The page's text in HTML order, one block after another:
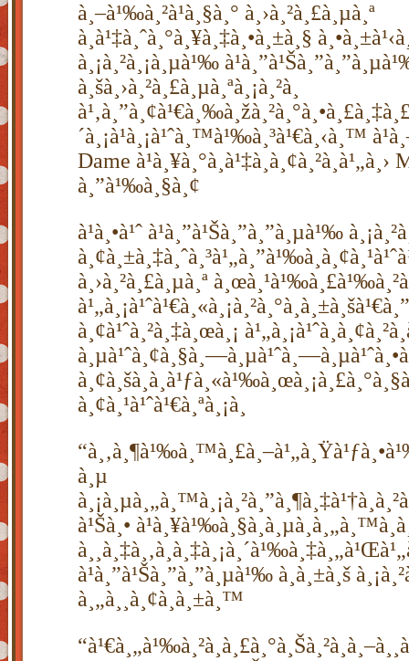
à¸–à¹‰à¸²à¹à¸§à¸° à¸›à¸²à¸£à¸µà¸ª
à¸à¹‡à¸ˆà¸°à¸¥à¸‡à¸•à¸±à¸§
à¸¡à¸²à¸¡à¸µà¹‰
à¸šà¸›à¸²à¸£à¸µà¸ªà¸¡à¸²à¸
´à¸¡à¹à¸¡à¹ˆà¸™à¹‰à¸³à¹€à¸‹à¸™
Dame
à¸”à¹‰à¸§à¸¢
à¹à¸•à¹ˆ à¹à¸”à¹Šà¸”à¸”à¸µà¹‰
à¸›à¸²à¸£à¸µà¸ª
à¸¢à¹ˆà¸²à¸‡à¸œà¸¡
à¸¢à¸¹à¹ˆà¹€à¸ªà¸¡à¸­
à¸µ
à¹Šà¸•
à¹à¸”à¹Šà¸”à¸”à¸µà¹‰ à¸à¸±à¸š
à¸„à¸¸à¸¢à¸à¸±à¸™